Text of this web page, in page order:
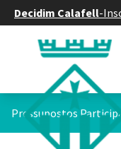
Decidim Calafell-
Pressupostos